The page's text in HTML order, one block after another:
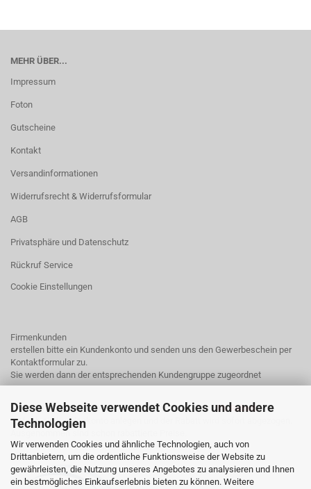
Diese Webseite verwendet Cookies und andere
Technologien
Wir verwenden Cookies und ähnliche Technologien, auch von
Drittanbietern, um die ordentliche Funktionsweise der Website zu
gewährleisten, die Nutzung unseres Angebotes zu analysieren und Ihnen
ein bestmögliches Einkaufserlebnis bieten zu können. Weitere
MEHR ÜBER...
Impressum
Foton
Gutscheine
Kontakt
Versandinformationen
Widerrufsrecht & Widerrufsformular
AGB
Privatsphäre und Datenschutz
Rückruf Service
Cookie Einstellungen
Firmenkunden
erstellen bitte ein Kundenkonto und senden uns den Gewerbeschein per
Kontaktformular zu.
Sie werden dann der entsprechenden Kundengruppe zugeordnet
Endkunden mit einem Kundenkonto erhalten bei uns3% Rabatt.
Einfach ein Kundenkonto anlegen und der Rabatt wird sofort abgezogen.
Ausgenommen sind schon rabattierte Preise.